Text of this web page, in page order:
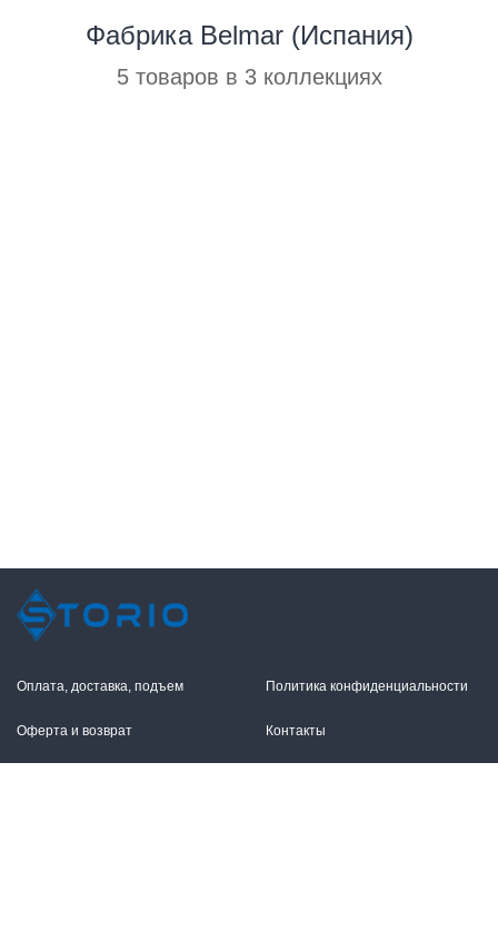
Фабрика Belmar (Испания)
5 товаров в 3 коллекциях
Оплата, доставка, подъем
Оферта и возврат
Политика конфиденциальности
Контакты